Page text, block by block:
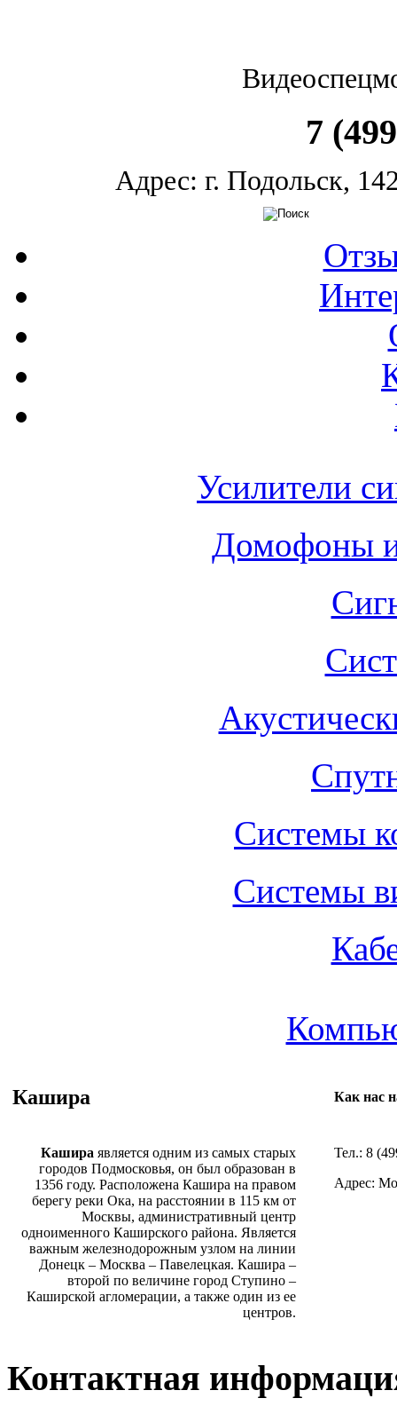
7
Адрес: г. Подольск,
Усилители
Домофоны
Системы
Системы
Кашира Как нас
Кашира является одним из самых старых
городов Подмосковья, он был образован в
1356 году. Расположена Кашира на правом
берегу реки Ока, на расстоянии в 115 км от
Москвы, административный центр
одноименного Каширского района. Является
важным железнодорожным узлом на линии
Донецк – Москва – Павелецкая. Кашира –
второй по величине город Ступино –
Каширской агломерации, а также один из ее
центров.
Тел.: 8
Адрес:
Контактная